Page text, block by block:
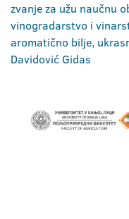
zvanje za užu naučnu
vinogradarstvo i
aromatično bilje,
Davidović Gidas